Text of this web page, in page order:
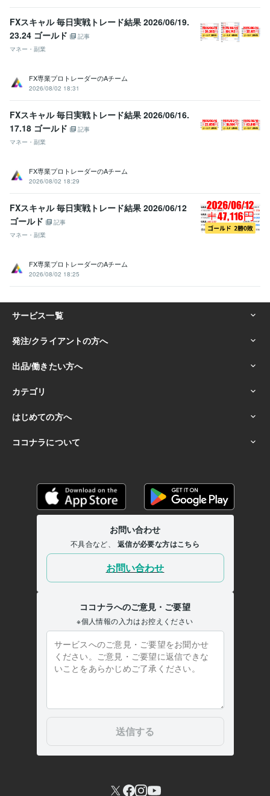
FXスキャル 毎日実戦トレード結果 2026/06/19.
23.24 ゴールド
記事
マネー・副業
FX専業プロトレーダーのAチーム
2026/08/02 18:31
FXスキャル 毎日実戦トレード結果 2026/06/16.
17.18 ゴールド
記事
マネー・副業
FX専業プロトレーダーのAチーム
2026/08/02 18:29
FXスキャル 毎日実戦トレード結果 2026/06/12
ゴールド
記事
マネー・副業
FX専業プロトレーダーのAチーム
2026/08/02 18:25